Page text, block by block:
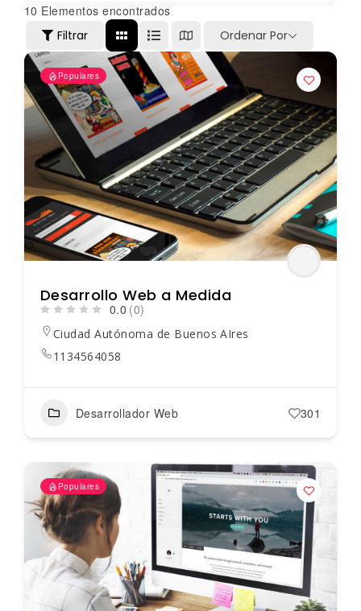
10 Elementos encontrados
Filtrar
Ordenar Por
Populares
Desarrollo Web a Medida
0.0 (0)
Ciudad Autónoma de Buenos AIres
1134564058
Desarrollador Web 301
Populares